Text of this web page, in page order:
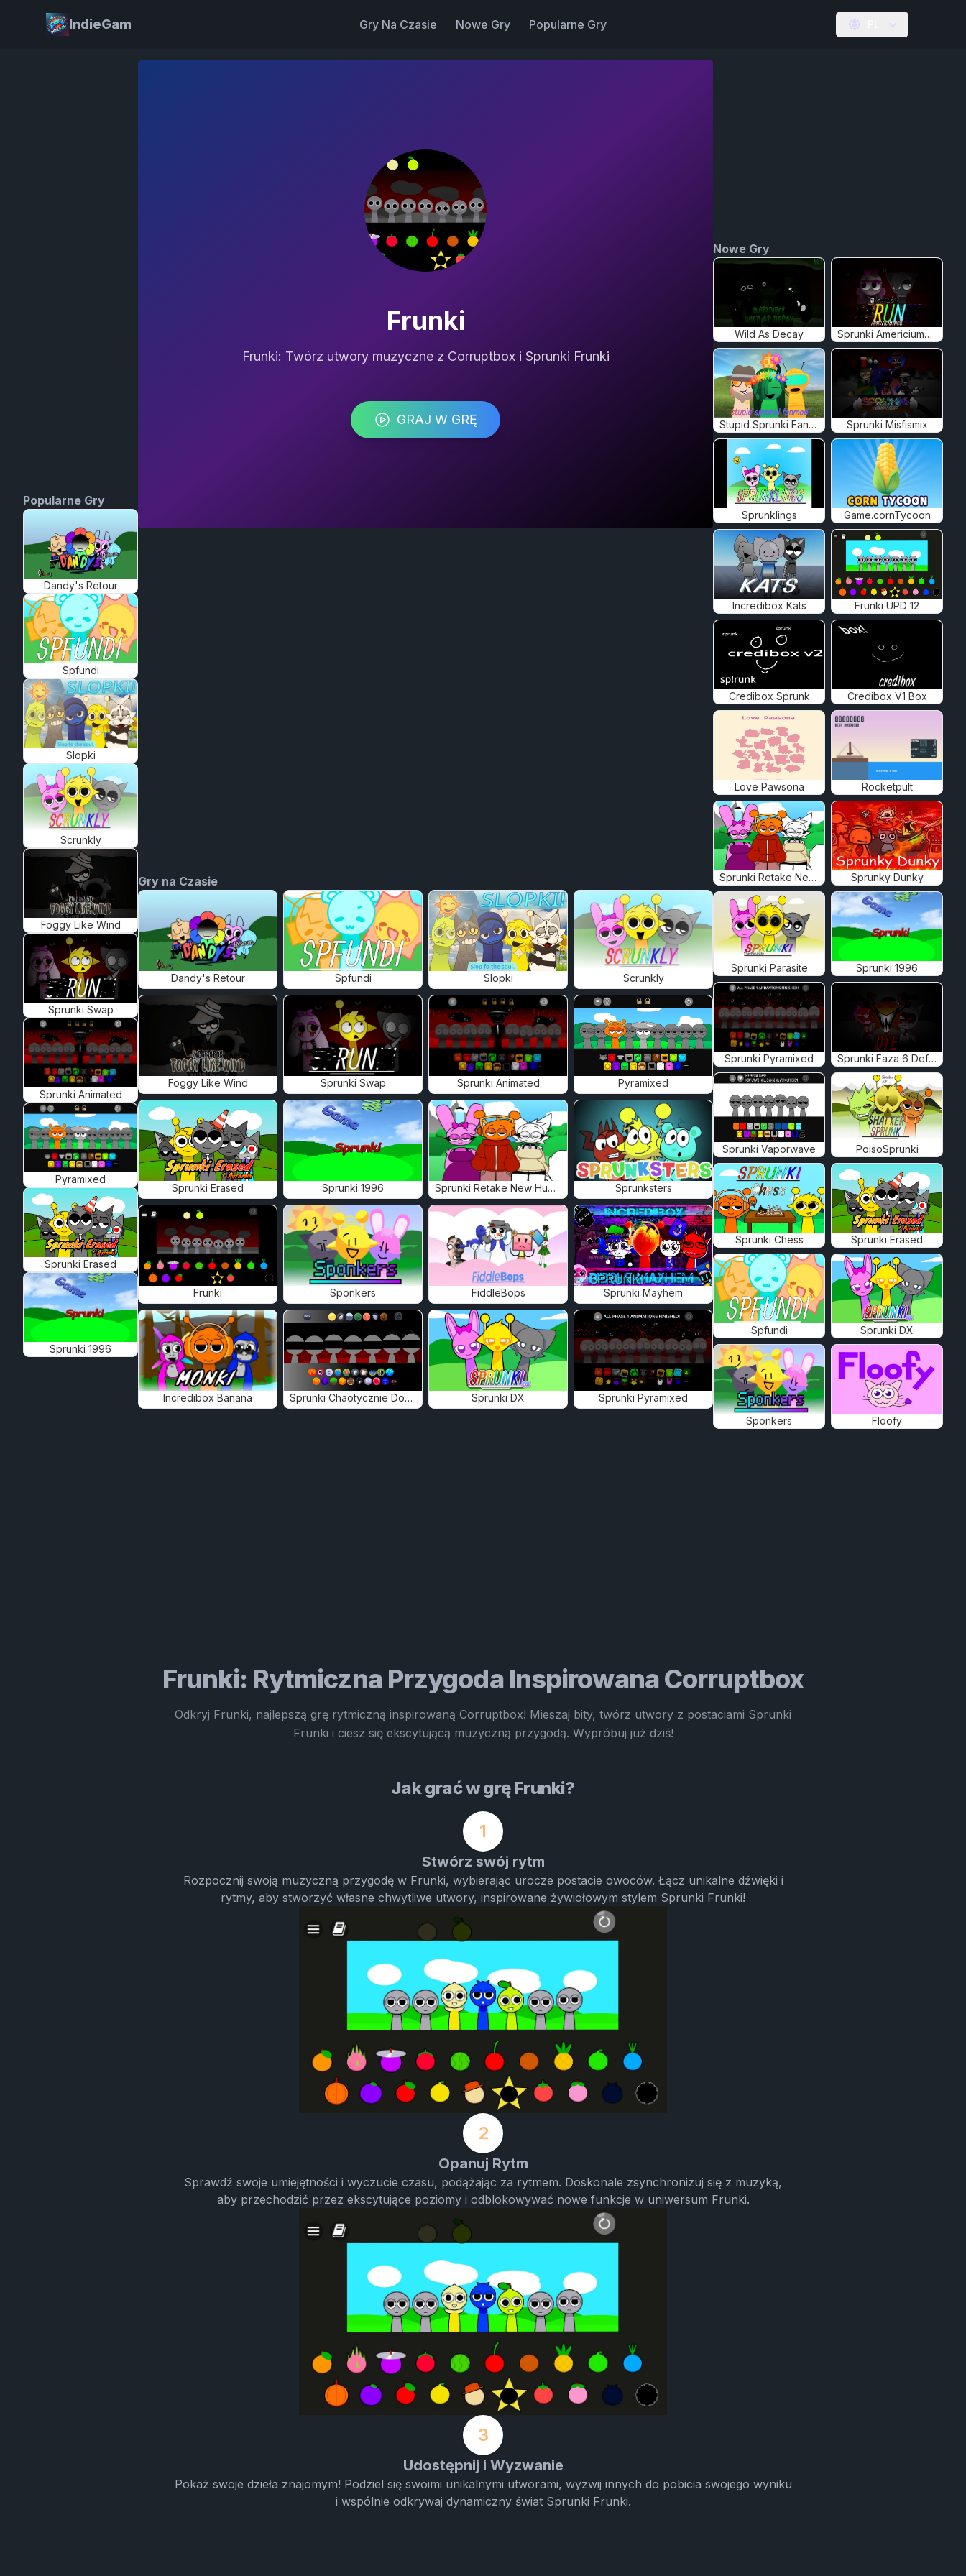
IndieGam Gry Na Czasie Nowe Gry Popularne Gry
Popularne Gry
Dandy's Retour
Spfundi
Slopki
Scrunkly
Foggy Like Wind
Sprunki Swap
Sprunki Animated
Pyramixed
Sprunki Erased
Sprunki 1996
Frunki
Frunki: Twórz utwory muzyczne z Corruptbox i Sprunki Frunki
GRAJ W GRĘ
Gry na Czasie
Dandy's Retour Spfundi Slopki Scrunkly
Foggy Like Wind Sprunki Swap Sprunki Animated Pyramixed
Sprunki Erased Sprunki 1996 Sprunki Retake New Human Sprunksters
Frunki Sponkers FiddleBops Sprunki Mayhem
Incredibox Banana Sprunki Chaotycznie Dobry Sprunki DX Sprunki Pyramixed
Nowe Gry
Wild As Decay Sprunki Americiumed
Stupid Sprunki Fanmod Sprunki Misfismix
Sprunklings Game.cornTycoon
Incredibox Kats Frunki UPD 12
Credibox Sprunk Credibox V1 Box
Love Pawsona Rocketpult
Sprunki Retake New Human Sprunky Dunky
Sprunki Parasite Sprunki 1996
Sprunki Pyramixed Sprunki Faza 6 Definitywna
Sprunki Vaporwave PoisoSprunki
Sprunki Chess Sprunki Erased
Spfundi Sprunki DX
Sponkers Floofy
Frunki: Rytmiczna Przygoda Inspirowana Corruptbox
Odkryj Frunki, najlepszą grę rytmiczną inspirowaną Corruptbox! Mieszaj bity, twórz utwory z postaciami Sprunki
Frunki i ciesz się ekscytującą muzyczną przygodą. Wypróbuj już dziś!
Jak grać w grę Frunki?
1
Stwórz swój rytm
Rozpocznij swoją muzyczną przygodę w Frunki, wybierając urocze postacie owoców. Łącz unikalne dźwięki i
rytmy, aby stworzyć własne chwytliwe utwory, inspirowane żywiołowym stylem Sprunki Frunki!
2
Opanuj Rytm
Sprawdź swoje umiejętności i wyczucie czasu, podążając za rytmem. Doskonale zsynchronizuj się z muzyką,
aby przechodzić przez ekscytujące poziomy i odblokowywać nowe funkcje w uniwersum Frunki.
3
Udostępnij i Wyzwanie
Pokaż swoje dzieła znajomym! Podziel się swoimi unikalnymi utworami, wyzwij innych do pobicia swojego wyniku
i wspólnie odkrywaj dynamiczny świat Sprunki Frunki.